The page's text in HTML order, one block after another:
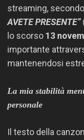
streaming,
AVETE PRESENTE”
lo scorso 13
importante
mantenendosi
La mia stabilità
personale
Il testo della